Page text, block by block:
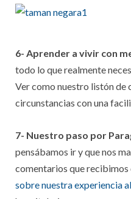
6- Aprender a vivir con
todo lo que realmente
Ver como nuestro listón de
circunstancias con una
7- Nuestro paso por
pensábamos ir y que nos
comentarios que recibimos
sobre nuestra experiencia